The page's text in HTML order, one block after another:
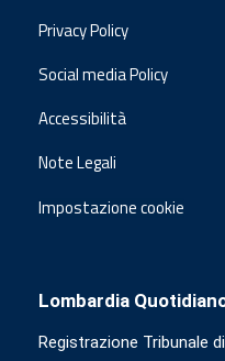
Privacy Policy
Social media Policy
Accessibilità
Note Legali
Impostazione cookie
Lombardia
Registrazione Tribunale